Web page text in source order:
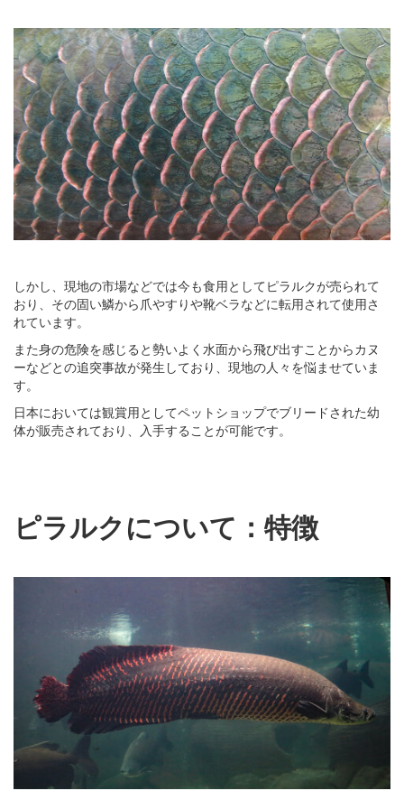
しかし、現地の市場などでは今も食用としてピラルクが売られて
おり、その固い鱗から爪やすりや靴ベラなどに転用されて使用さ
れています。
また身の危険を感じると勢いよく水面から飛び出すことからカヌ
ーなどとの追突事故が発生しており、現地の人々を悩ませていま
す。
日本においては観賞用としてペットショップでブリードされた幼
体が販売されており、入手することが可能です。
ピラルクについて：特徴